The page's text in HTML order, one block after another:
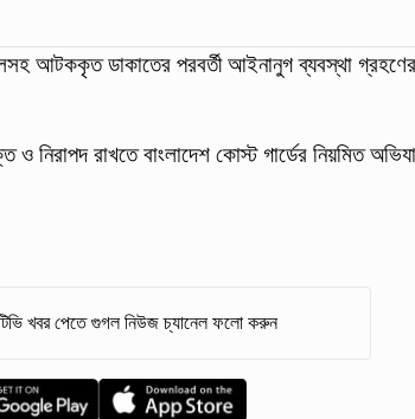
আটককৃত ডাকাতের পরবর্তী আইনানুগ ব্যবস্থা
নিরাপদ রাখতে বাংলাদেশ কোস্ট গার্ডের নিয়মিত
খবর পেতে গুগল নিউজ চ্যানেল ফলো করুন